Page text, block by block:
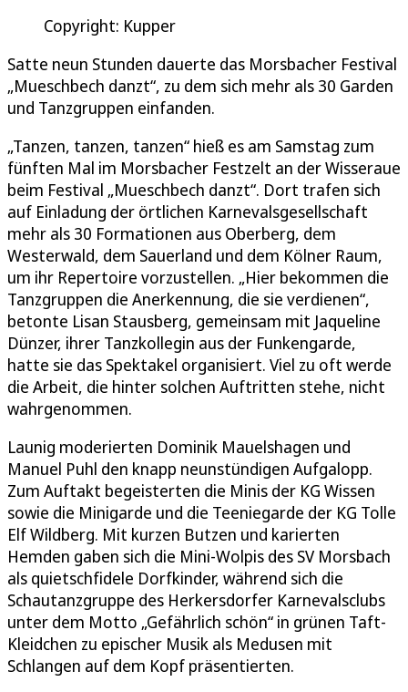
Copyright: Kupper
Satte neun Stunden dauerte das Morsbacher Festival
„Mueschbech danzt“, zu dem sich mehr als 30 Garden
und Tanzgruppen einfanden.
„Tanzen, tanzen, tanzen“ hieß es am Samstag zum
fünften Mal im Morsbacher Festzelt an der Wisseraue
beim Festival „Mueschbech danzt“. Dort trafen sich
auf Einladung der örtlichen Karnevalsgesellschaft
mehr als 30 Formationen aus Oberberg, dem
Westerwald, dem Sauerland und dem Kölner Raum,
um ihr Repertoire vorzustellen. „Hier bekommen die
Tanzgruppen die Anerkennung, die sie verdienen“,
betonte Lisan Stausberg, gemeinsam mit Jaqueline
Dünzer, ihrer Tanzkollegin aus der Funkengarde,
hatte sie das Spektakel organisiert. Viel zu oft werde
die Arbeit, die hinter solchen Auftritten stehe, nicht
wahrgenommen.
Launig moderierten Dominik Mauelshagen und
Manuel Puhl den knapp neunstündigen Aufgalopp.
Zum Auftakt begeisterten die Minis der KG Wissen
sowie die Minigarde und die Teeniegarde der KG Tolle
Elf Wildberg. Mit kurzen Butzen und karierten
Hemden gaben sich die Mini-Wolpis des SV Morsbach
als quietschfidele Dorfkinder, während sich die
Schautanzgruppe des Herkersdorfer Karnevalsclubs
unter dem Motto „Gefährlich schön“ in grünen Taft-
Kleidchen zu epischer Musik als Medusen mit
Schlangen auf dem Kopf präsentierten.